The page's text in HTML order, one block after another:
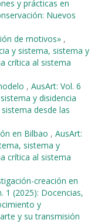
y prácticas en
Nuevos
de motivos» ,
y sistema, sistema y
crítica al sistema
, AusArt: Vol. 6
y disidencia
desde las
en Bilbao , AusArt:
sistema y
crítica al sistema
creación en
1 (2025): Docencias,
y
y su transmisión